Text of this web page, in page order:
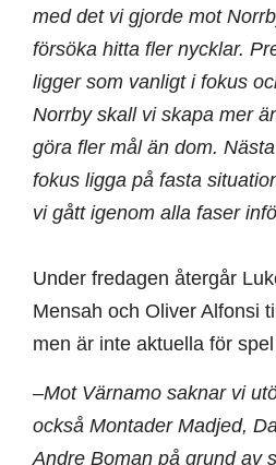
med det vi gjorde mot
försöka hitta fler nycklar.
ligger som vanligt i fokus
Norrby skall vi skapa mer
göra fler mål än dom.
fokus ligga på fasta
vi gått igenom alla faser
Under fredagen återgår
Mensah och Oliver Alfonsi
men är inte aktuella för
–Mot Värnamo saknar vi
också Montader Madjed,
Andre Boman på grund av